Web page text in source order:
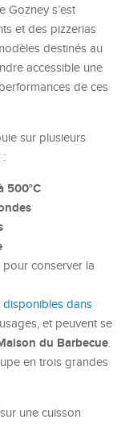
Gozney s’est
et des pizzerias
destinés au
accessible une
de ces
sur plusieurs
:
500°C
pour conserver la
disponibles dans
et peuvent se
du Barbecue.
en trois grandes
une cuisson